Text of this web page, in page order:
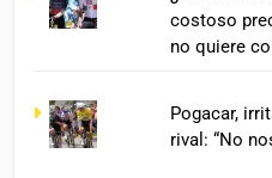
costoso
no quiere
Pogacar,
rival: “No